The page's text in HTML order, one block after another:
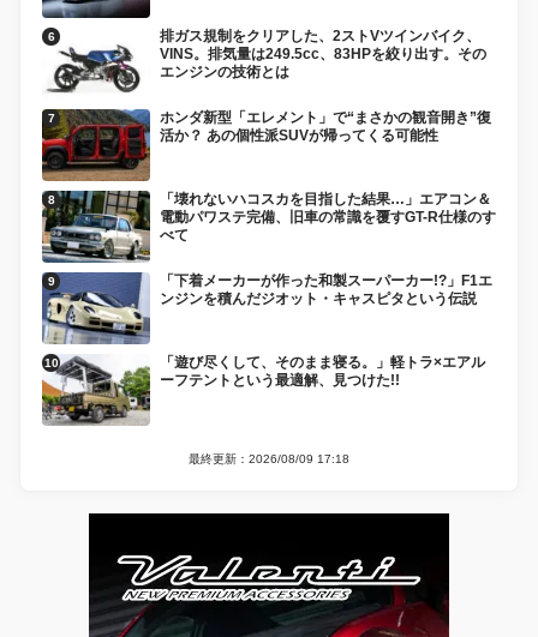
排ガス規制をクリアした、2ストVツインバイク、
VINS。排気量は249.5cc、83HPを絞り出す。その
エンジンの技術とは
ホンダ新型「エレメント」で“まさかの観音開き”復
活か？ あの個性派SUVが帰ってくる可能性
「壊れないハコスカを目指した結果…」エアコン＆
電動パワステ完備、旧車の常識を覆すGT-R仕様のす
べて
「下着メーカーが作った和製スーパーカー!?」F1エ
ンジンを積んだジオット・キャスピタという伝説
「遊び尽くして、そのまま寝る。」軽トラ×エアル
ーフテントという最適解、見つけた!!
最終更新：2026/08/09 17:18